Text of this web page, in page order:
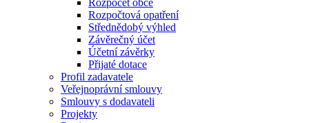
Rozpočtová opatření
Střednědobý výhled
Závěrečný účet
Účetní závěrky
Přijaté dotace
Profil zadavatele
Veřejnoprávní smlouvy
Smlouvy s dodavateli
Projekty